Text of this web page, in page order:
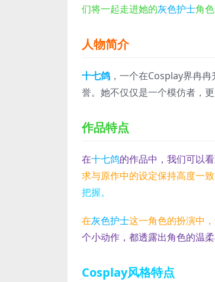
们将一起走进她的灰色护士角
人物简介
十七鸽 ，一个在Cosplay界冉
誉。她不仅仅是一个模仿者，
作品特点
在十七鸽的作品中，我们可以
求与原作中的设定保持高度一致
把握。
在灰色护士这一角色的扮演中
个小动作，都透露出角色的温
Cosplay风格特点